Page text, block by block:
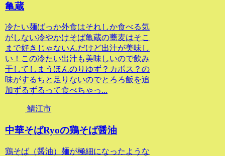
亀蔵
冷たい麺ばっか外食はそれしか食べる気
がしない冷やかけそば亀蔵の蕎麦はそこ
まで好きじゃないんだけど出汁が美味し
い！この冷たい出汁も美味しいので飲み
干してしまうほんのりゆず？カボス？の
味がするちと足りないのでとろろ飯を追
加ずるずるって食べちゃっ...
鯖江市
中華そばRyoの鶏そば醤油
鶏そば（醤油）麺が極細になったような